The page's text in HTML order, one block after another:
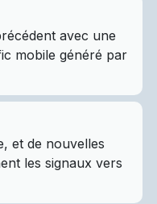
avec une
mobile généré par
et de nouvelles
les signaux vers